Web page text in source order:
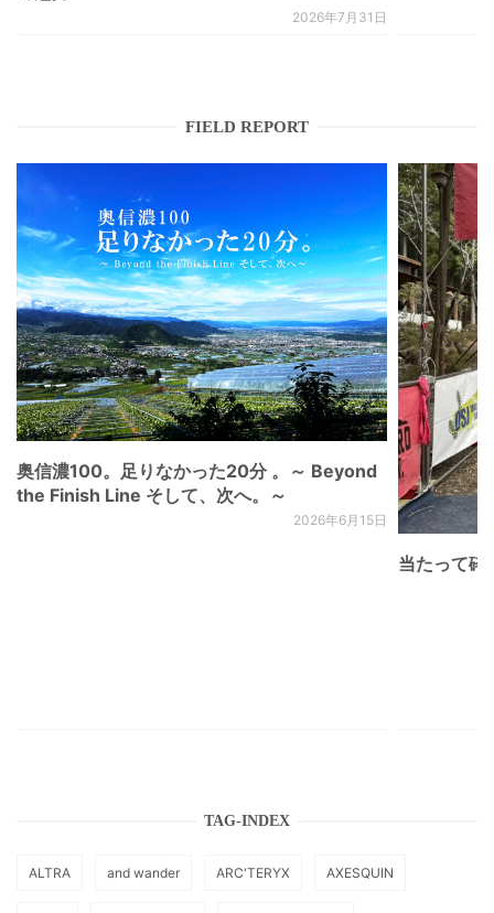
2026年7月31日
FIELD REPORT
奥信濃100。足りなかった20分 。～ Beyond
the Finish Line そして、次へ。～
2026年6月15日
当たって砕
TAG-INDEX
ALTRA and wander ARC'TERYX AXESQUIN